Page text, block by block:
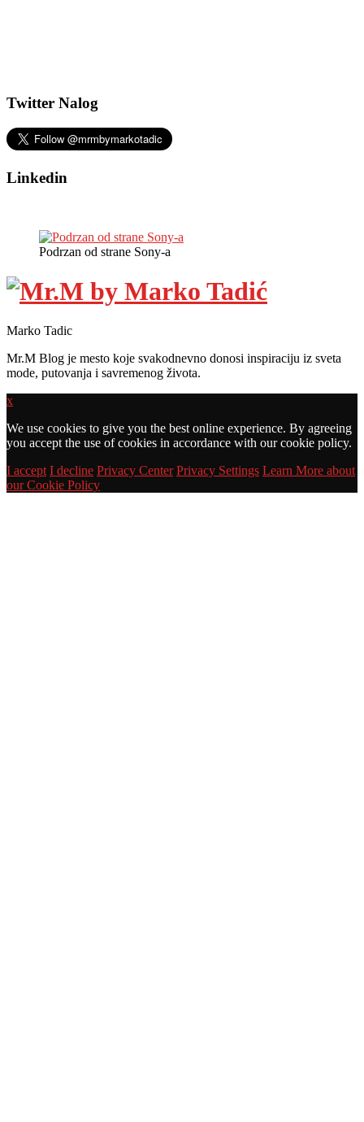
Twitter Nalog
Linkedin
Podrzan od strane Sony-a
Marko Tadic
Mr.M Blog je mesto koje svakodnevno donosi inspiraciju iz sveta
mode, putovanja i savremenog života.
x
We use cookies to give you the best online experience. By agreeing
you accept the use of cookies in accordance with our cookie policy.
I accept I decline Privacy Center Privacy Settings Learn More about
our Cookie Policy